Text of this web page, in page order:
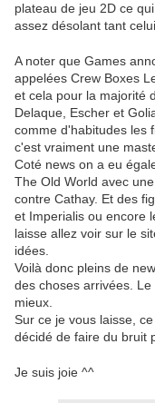
plateau de jeu 2D ce
assez désolant tant
A noter que Games
appelées Crew Boxes
et cela pour la majorité
Delaque, Escher et
comme d'habitudes les
c'est vraiment une
Coté news on a eu
The Old World avec
contre Cathay. Et des
et Imperialis ou encore
laisse allez voir sur le
idées.
Voilà donc pleins de
des choses arrivées.
mieux.
Sur ce je vous laisse,
décidé de faire du bruit
Je suis joie ^^